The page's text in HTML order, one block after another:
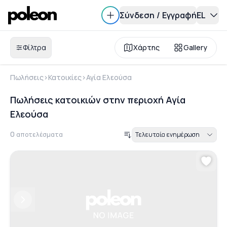
Σύνδεση / ΕγγραφήEL
Φίλτρα Χάρτης Gallery
Πωλήσεις>Κατοικίες>Αγία Ελεούσα
Πωλήσεις κατοικιών στην περιοχή Αγία
Ελεούσα
0 αποτελέσματα Τελευταία ενημέρωση